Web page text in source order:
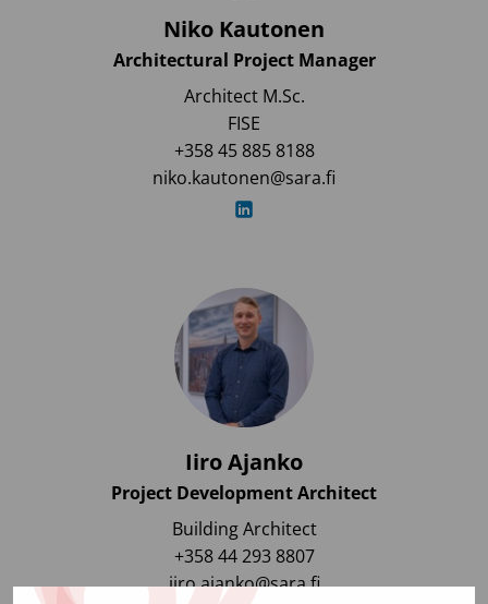
Niko Kautonen
Architectural Project Manager
Architect M.Sc.
FISE
+358 45 885 8188
niko.kautonen@sara.fi
Iiro Ajanko
Project Development Architect
Building Architect
+358 44 293 8807
iiro.ajanko@sara.fi